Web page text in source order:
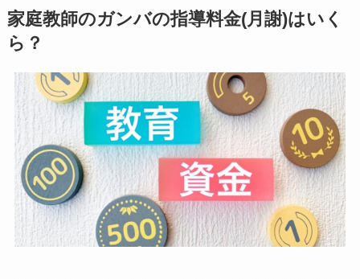
家庭教師のガンバの指導料金(月謝)はいく
ら？